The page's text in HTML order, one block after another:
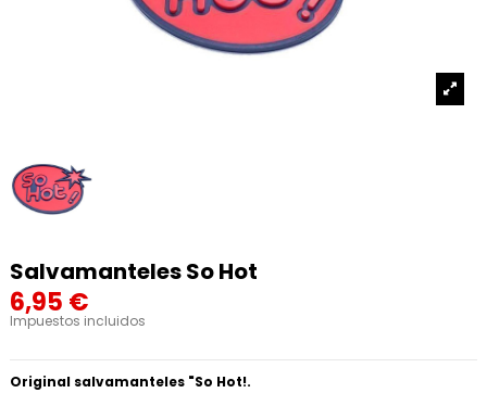
Salvamanteles So Hot
6,95 €
Impuestos incluidos
Original salvamanteles "So Hot!.